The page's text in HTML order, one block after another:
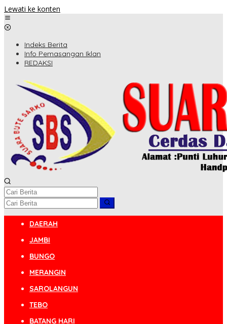
Lewati ke konten
Indeks Berita
Info Pemasangan Iklan
REDAKSI
DAERAH
JAMBI
BUNGO
MERANGIN
SAROLANGUN
TEBO
BATANG HARI